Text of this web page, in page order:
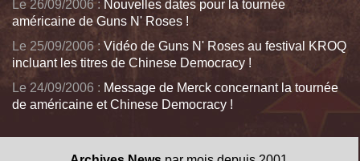
Le 26/09/2006 : Nouvelles dates pour la tournée
américaine de Guns N' Roses !
Le 25/09/2006 : Vidéo de Guns N' Roses au festival KROQ
incluant les titres de Chinese Democracy !
Le 24/09/2006 : Message de Merck concernant la tournée
de américaine et Chinese Democracy !